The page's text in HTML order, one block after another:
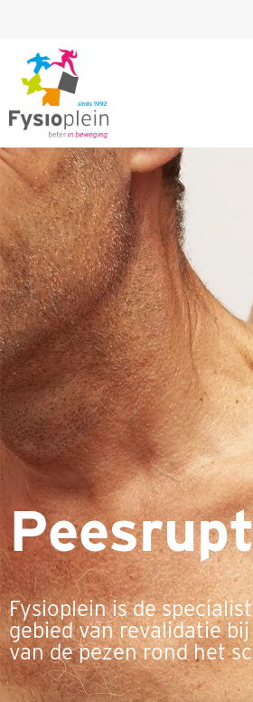
Fysioplein is de
gebied van revalidatie
van de pezen rond het